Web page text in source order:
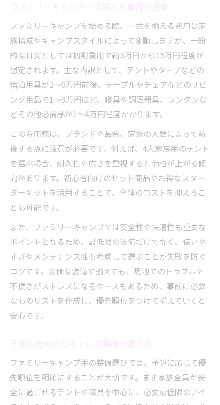
ファミリーキャンプを始める際、一式を揃える費用は家
族構成やキャンプスタイルによって変動しますが、一般
的な目安としては初期費用で約5万円から15万円程度が
想定されます。主な内訳として、テントやタープなどの
宿泊用具が2〜6万円前後、テーブルやチェアなどのリビ
ング用品で1〜3万円ほど、寝具や調理器具、ランタンな
どその他必需品が1〜4万円程度かかります。
この費用感は、ブランドや品質、家族の人数によって前
後する点に注意が必要です。例えば、4人家族用のテント
を選ぶ場合、耐久性や広さを重視すると価格が上がる傾
向があります。初心者向けのセット商品やお得なスター
ターキットを活用することで、全体のコストを抑えるこ
とも可能です。
また、ファミリーキャンプでは安全性や快適性も重要な
ポイントとなるため、最低限の装備だけでなく、使いや
すさやメンテナンス性も考慮して選ぶことが失敗を防ぐ
コツです。安価な装備で揃えても、現地でのトラブルや
不便さがストレスになるケースもあるため、事前に必要
なものリストを作成し、優先順位をつけて揃えていくと
安心です。
ファミリーキャンプ用の装備選びでは、予算に応じて優
先順位を明確にすることが大切です。まず家族全員が安
全に過ごせるテントや寝具を中心に、必要最低限のアイ